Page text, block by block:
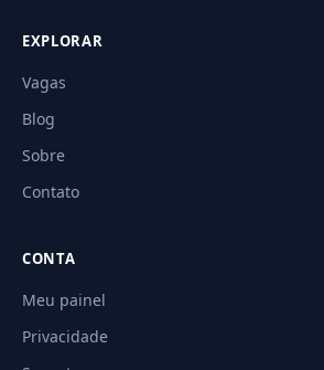
EXPLORAR
Vagas
Blog
Sobre
Contato
CONTA
Meu painel
Privacidade